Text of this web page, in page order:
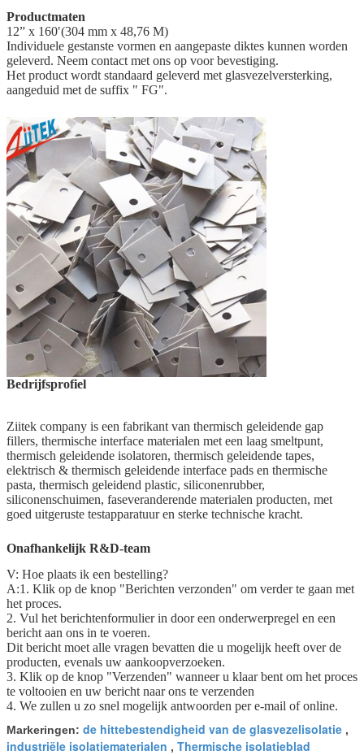
Productmaten
12” x 160′(304 mm x 48,76 M)
Individuele gestanste vormen en aangepaste diktes kunnen worden
geleverd. Neem contact met ons op voor bevestiging.
Het product wordt standaard geleverd met glasvezelversterking,
aangeduid met de suffix " FG".
Bedrijfsprofiel
Ziitek company is een fabrikant van thermisch geleidende gap
fillers, thermische interface materialen met een laag smeltpunt,
thermisch geleidende isolatoren, thermisch geleidende tapes,
elektrisch & thermisch geleidende interface pads en thermische
pasta, thermisch geleidend plastic, siliconenrubber,
siliconenschuimen, faseveranderende materialen producten, met
goed uitgeruste testapparatuur en sterke technische kracht.
Onafhankelijk R&D-team
V: Hoe plaats ik een bestelling?
A:1. Klik op de knop "Berichten verzonden" om verder te gaan met
het proces.
2. Vul het berichtenformulier in door een onderwerpregel en een
bericht aan ons in te voeren.
Dit bericht moet alle vragen bevatten die u mogelijk heeft over de
producten, evenals uw aankoopverzoeken.
3. Klik op de knop "Verzenden" wanneer u klaar bent om het proces
te voltooien en uw bericht naar ons te verzenden
4. We zullen u zo snel mogelijk antwoorden per e-mail of online.
Markeringen: de hittebestendigheid van de glasvezelisolatie ,
industriële isolatiematerialen , Thermische isolatieblad